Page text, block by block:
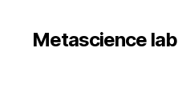
Metascience lab